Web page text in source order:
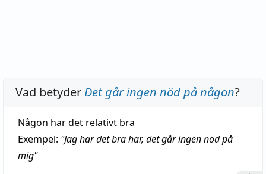
Vad betyder Det går ingen nöd på någon?
Någon har det relativt bra
Exempel: "Jag har det bra här, det går ingen nöd på
mig"